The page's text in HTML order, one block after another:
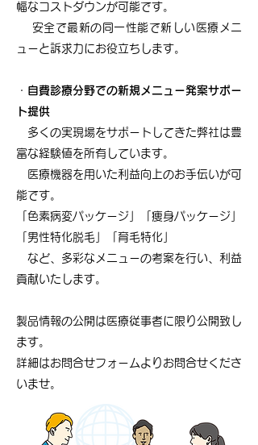
幅なコストダウンが可能です。
安全で最新の同一性能で新しい医療メニ
ューと訴求力にお役立ちします。
・ 自費診療分野での新規メニュー発案サポー
ト提供
多くの実現場をサポートしてきた弊社は豊
富な経験値を所有しています。
医療機器を用いた利益向上のお手伝いが可
能です。
「色素病変パッケージ」「痩身パッケージ」
「男性特化脱毛」「育毛特化」
など、多彩なメニューの考案を行い、利益
貢献いたします。
製品情報の公開は医療従事者に限り公開致し
ます。
​詳細はお問合せフォームよりお問合せくださ
いませ。